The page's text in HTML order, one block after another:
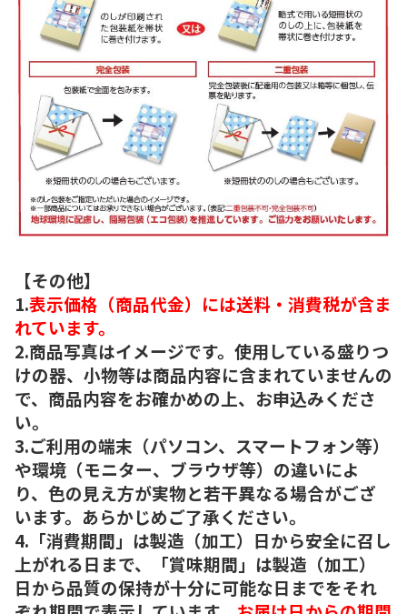
【その他】
1.表示価格（商品代金）には送料・消費税が含ま
れています。
2.商品写真はイメージです。使用している盛りつ
けの器、小物等は商品内容に含まれていませんの
で、商品内容をお確かめの上、お申込みくださ
い。
3.ご利用の端末（パソコン、スマートフォン等）
や環境（モニター、ブラウザ等）の違いによ
り、色の見え方が実物と若干異なる場合がござ
います。あらかじめご了承ください。
4.「消費期間」は製造（加工）日から安全に召し
上がれる日まで、「賞味期間」は製造（加工）
日から品質の保持が十分に可能な日までをそれ